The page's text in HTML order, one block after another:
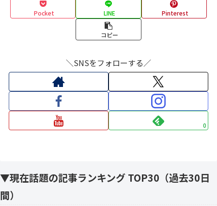
Pocket LINE Pinterest
コピー
＼SNSをフォローする／
0
▼現在話題の記事ランキング TOP30（過去30日
間）